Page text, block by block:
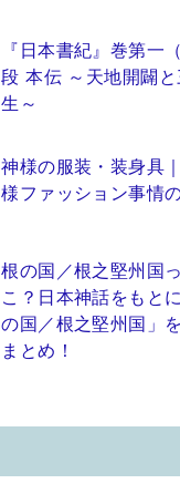
『日本書紀』巻第一
段 本伝 ～天地開闢
生～
神様の服装・装身具
様ファッション事情
根の国／根之堅州国
こ？日本神話をもと
の国／根之堅州国」
まとめ！